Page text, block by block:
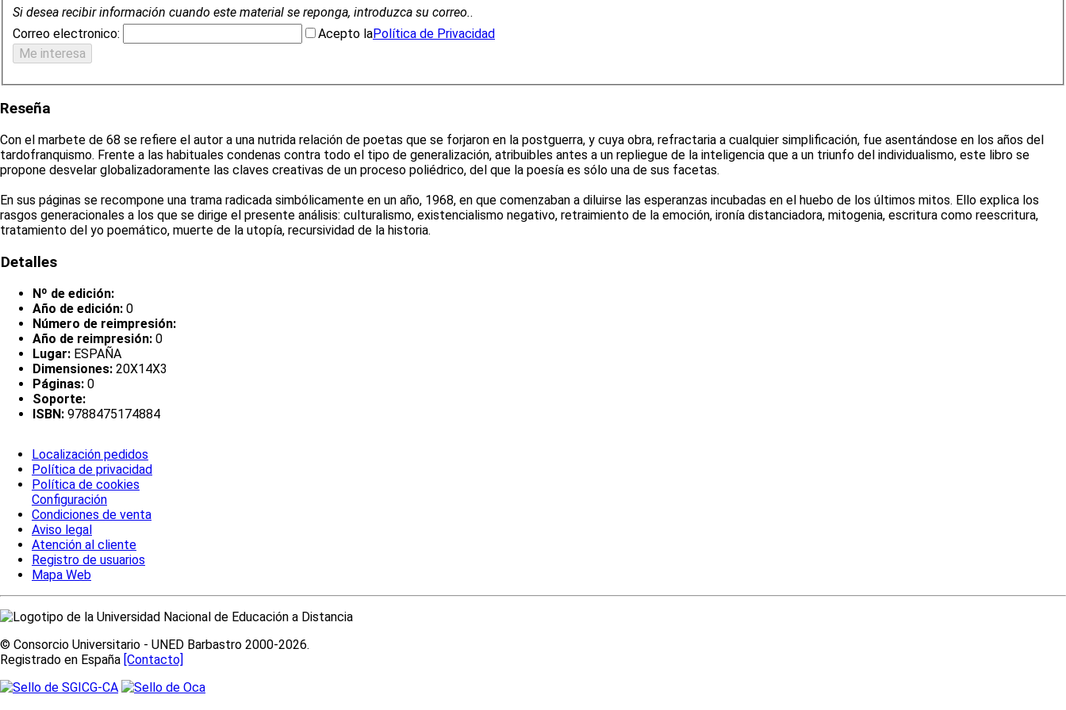
Si desea recibir información cuando este material se reponga, introduzca su correo..
Correo electronico:
Acepto laPolítica de Privacidad
Reseña
Con el marbete de 68 se refiere el autor a una nutrida relación de poetas que se forjaron en la postguerra, y cuya obra, refractaria a cualquier simplificación, fue asentándose en los años del
tardofranquismo. Frente a las habituales condenas contra todo el tipo de generalización, atribuibles antes a un repliegue de la inteligencia que a un triunfo del individualismo, este libro se
propone desvelar globalizadoramente las claves creativas de un proceso poliédrico, del que la poesía es sólo una de sus facetas.
En sus páginas se recompone una trama radicada simbólicamente en un año, 1968, en que comenzaban a diluirse las esperanzas incubadas en el huebo de los últimos mitos. Ello explica los
rasgos generacionales a los que se dirige el presente análisis: culturalismo, existencialismo negativo, retraimiento de la emoción, ironía distanciadora, mitogenia, escritura como reescritura,
tratamiento del yo poemático, muerte de la utopía, recursividad de la historia.
Detalles
Nº de edición:
Año de edición: 0
Número de reimpresión:
Año de reimpresión: 0
Lugar: ESPAÑA
Dimensiones: 20X14X3
Páginas: 0
Soporte:
ISBN: 9788475174884
Localización pedidos
Política de privacidad
Política de cookies
Configuración
Condiciones de venta
Aviso legal
Atención al cliente
Registro de usuarios
Mapa Web
© Consorcio Universitario - UNED Barbastro 2000-2026.
Registrado en España [Contacto]